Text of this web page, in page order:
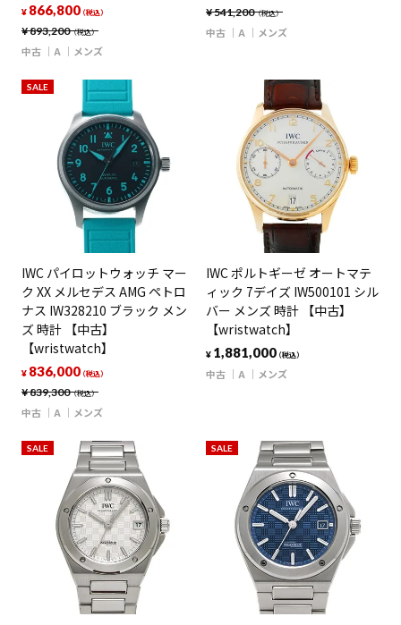
¥893,200（税込）
¥ 866,800（税込）
中古 A メンズ
¥541,200（税込）
中古 A メンズ
SALE
IWC パイロットウォッチ マー
ク XX メルセデス AMG ペトロ
ナス IW328210 ブラック メン
ズ 時計 【中古】
【wristwatch】
¥839,300（税込）
¥ 836,000（税込）
中古 A メンズ
IWC ポルトギーゼ オートマテ
ィック 7デイズ IW500101 シル
バー メンズ 時計 【中古】
【wristwatch】
¥ 1,881,000（税込）
中古 A メンズ
SALE SALE